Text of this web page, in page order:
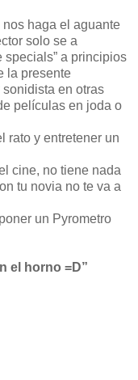
haga el aguante
solo se a
specials” a principios
la presente
en otras
películas en joda o
rato y entretener un
cine, no tiene nada
tu novia no te va a
un Pyrometro
el horno =D”